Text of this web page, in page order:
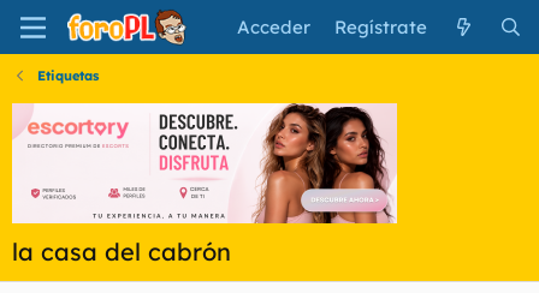
Acceder Regístrate
Etiquetas
la casa del cabrón